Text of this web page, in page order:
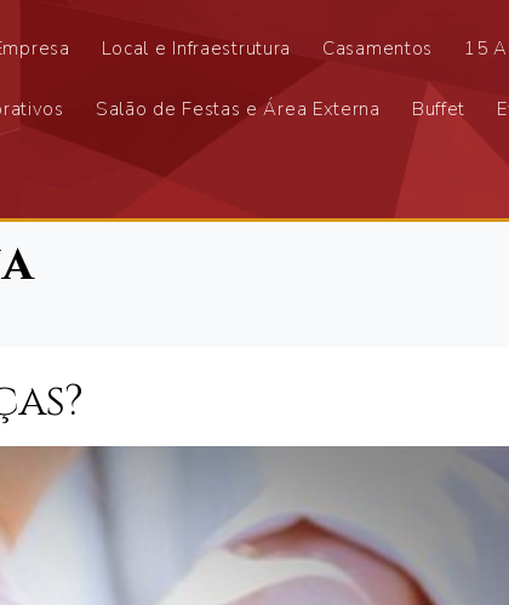
Local e Infraestrutura Casamentos 15
Salão de Festas e Área Externa Buffet